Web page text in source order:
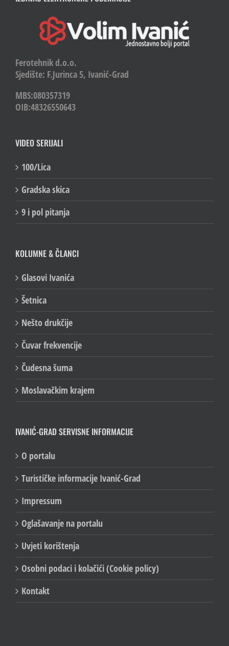
Ferotehnik d.o.o.
Sjedište: F.Jurinca 5, Ivanić-Grad
MBS:080357319
100/Lica
Gradska skica
9 i pol pitanja
Glasovi Ivanića
Šetnica
Nešto drukčije
Čuvar frekvencije
Čudesna šuma
Moslavačkim krajem
O portalu
Turističke informacije Ivanić-Grad
Impressum
Oglašavanje na portalu
Uvjeti korištenja
Osobni podaci i kolačići (Cookie policy)
Kontakt